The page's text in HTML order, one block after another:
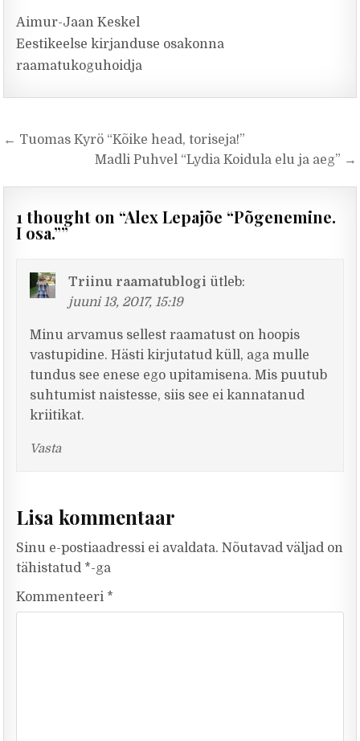
Aimur-Jaan Keskel
Eestikeelse kirjanduse osakonna
raamatukoguhoidja
Navigeerimine
← Tuomas Kyrö “Kõike head, toriseja!”
Madli Puhvel “Lydia Koidula elu ja aeg” →
1 thought on “Alex Lepajõe “Põgenemine.
I osa.””
Triinu raamatublogi ütleb:
juuni 13, 2017, 15:19
Minu arvamus sellest raamatust on hoopis
vastupidine. Hästi kirjutatud küll, aga mulle
tundus see enese ego upitamisena. Mis puutub
suhtumist naistesse, siis see ei kannatanud
kriitikat.
Vasta
Lisa kommentaar
Sinu e-postiaadressi ei avaldata. Nõutavad väljad on
tähistatud *-ga
Kommenteeri *